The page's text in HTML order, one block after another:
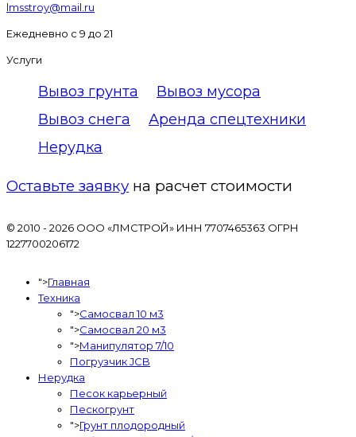
lmsstroy@mail.ru
Ежедневно с 9 до 21
Услуги
Вывоз грунта
Вывоз мусора
Вывоз снега
Аренда спецтехники
Нерудка
Оставьте заявку на расчет стоимости
© 2010 - 2026 ООО «ЛМСТРОЙ» ИНН 7707465363 ОГРН
1227700206172
">Главная
Техника
">Самосвал 10 м3
">Самосвал 20 м3
">Манипулятор 7/10
Погрузчик JCB
Нерудка
Песок карьерный
Пескогрунт
">Грунт плодородный